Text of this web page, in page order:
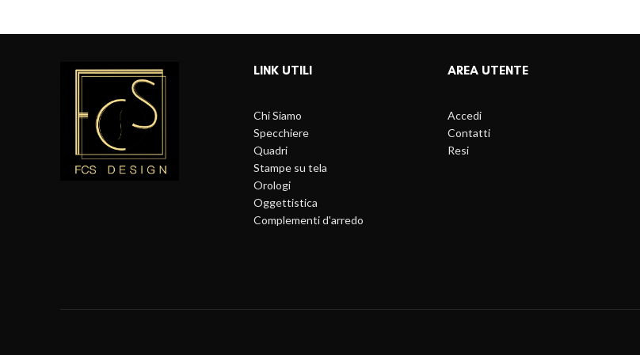
LINK UTILI
Chi Siamo
Specchiere
Quadri
Stampe su tela
Orologi
Oggettistica
Complementi d'arredo
AREA UTENTE
Accedi
Contatti
Resi